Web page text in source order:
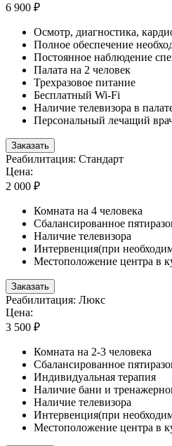
6 900 ₽
Осмотр, диагностика,
Полное обеспечение
Постоянное наблюдение
Палата на 2 человек
Трехразовое питание
Бесплатный Wi-Fi
Наличие телевизора в
Персональный лечащий
Заказать
Реабилитация: Стандарт
Цена:
2 000 ₽
Комната на 4 человека
Сбалансированное
Наличие телевизора
Интервенция(при
Местоположение центра в
Заказать
Реабилитация: Люкс
Цена:
3 500 ₽
Комната на 2-3 человека
Сбалансированное
Индивидуальная терапия
Наличие бани и
Наличие телевизора
Интервенция(при
Местоположение центра в